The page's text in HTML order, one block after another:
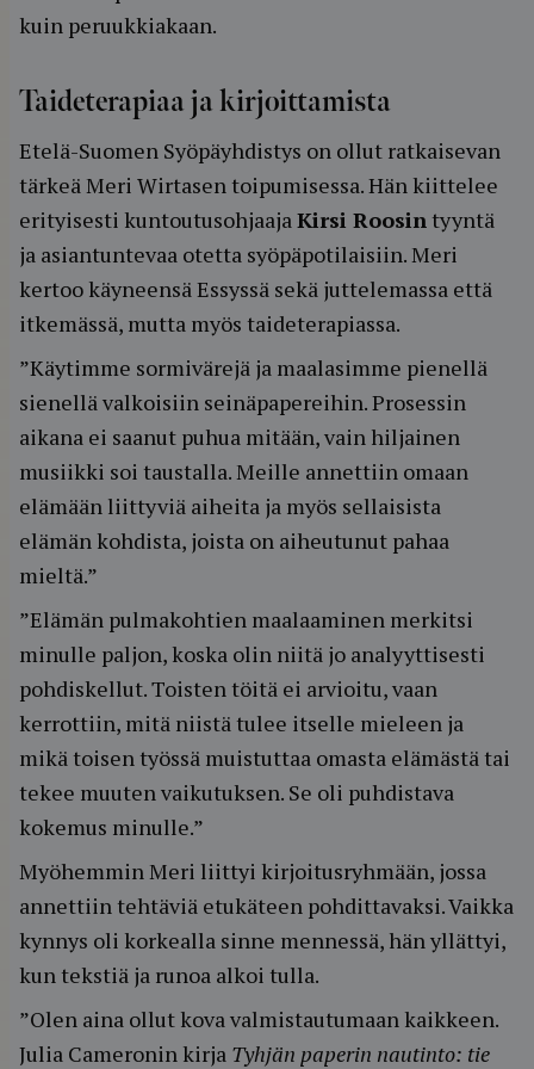
kuin peruukkiakaan.
Taideterapiaa ja kirjoittamista
Etelä-Suomen Syöpäyhdistys on ollut ratkaisevan
tärkeä Meri Wirtasen toipumisessa. Hän kiittelee
erityisesti kuntoutusohjaajaKirsi Roosintyyntä
ja asiantuntevaa otetta syöpäpotilaisiin. Meri
kertoo käyneensä Essyssä sekä juttelemassa että
itkemässä, mutta myös taideterapiassa.
”Käytimme sormivärejä ja maalasimme pienellä
sienellä valkoisiin seinäpapereihin. Prosessin
aikana ei saanut puhua mitään, vain hiljainen
musiikki soi taustalla. Meille annettiin omaan
elämään liittyviä aiheita ja myös sellaisista
elämän kohdista, joista on aiheutunut pahaa
mieltä.”
”Elämän pulmakohtien maalaaminen merkitsi
minulle paljon, koska olin niitä jo analyyttisesti
pohdiskellut. Toisten töitä ei arvioitu, vaan
kerrottiin, mitä niistä tulee itselle mieleen ja
mikä toisen työssä muistuttaa omasta elämästä tai
tekee muuten vaikutuksen. Se oli puhdistava
kokemus minulle.”
Myöhemmin Meri liittyi kirjoitusryhmään, jossa
annettiin tehtäviä etukäteen pohdittavaksi. Vaikka
kynnys oli korkealla sinne mennessä, hän yllättyi,
kun tekstiä ja runoa alkoi tulla.
”Olen aina ollut kova valmistautumaan kaikkeen.
Julia Cameronin kirja Tyhjän paperin nautinto: tie